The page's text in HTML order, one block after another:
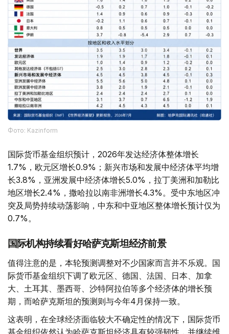
Фото: Kazinform
国际货币基金组织预计，2026年发达经济体整体增长
1.7%，欧元区增长0.9%；新兴市场和发展中经济体平均增
长3.8%，亚洲发展中经济体增长5.0%，拉丁美洲和加勒比
地区增长2.4%，撒哈拉以南非洲增长4.3%。受中东地区冲
突及局势持续动荡影响，中东和中亚地区整体增长预计仅为
0.7%。
国际机构持续看好哈萨克斯坦经济前景
值得注意的是，本轮预测调整对不少国家而言并不乐观。国
际货币基金组织下调了欧元区、德国、法国、日本、加拿
大、土耳其、墨西哥、沙特阿拉伯等多个经济体的增长预
期，而哈萨克斯坦的预测则与今年4月保持一致。
这表明，在全球经济面临较大不确定性的情况下，国际货币
基金组织依然认为哈萨克斯坦经济具有较强韧性，并继续维